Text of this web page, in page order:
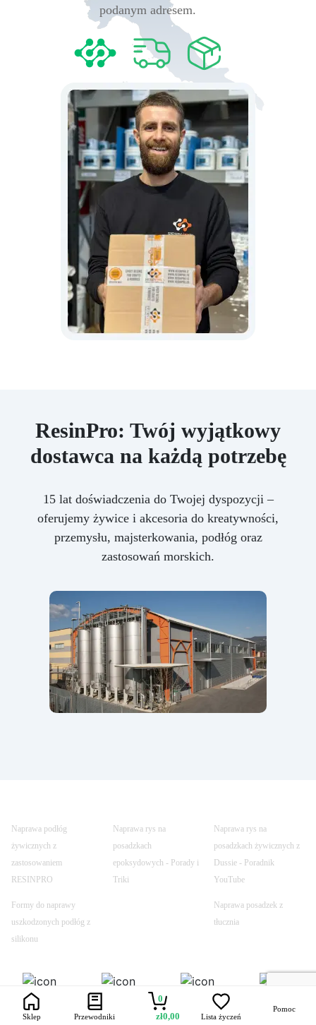
podanym adresem.
ResinPro: Twój wyjątkowy
dostawca na każdą potrzebę
15 lat doświadczenia do Twojej dyspozycji –
oferujemy żywice i akcesoria do kreatywności,
przemysłu, majsterkowania, podłóg oraz
zastosowań morskich.
Naprawa podłóg
żywicznych z
zastosowaniem
RESINPRO
Naprawa rys na
posadzkach
epoksydowych - Porady i
Triki
Naprawa rys na
posadzkach żywicznych z
Dussie - Poradnik
YouTube
Formy do naprawy
uszkodzonych podłóg z
silikonu
Naprawa posadzek z
tłucznia
Trustpilot Szybka dostawa
Bezpieczne
bezpiecznym
Sklep Przewodniki
0
zł0,00 Lista życzeń
Pomoc